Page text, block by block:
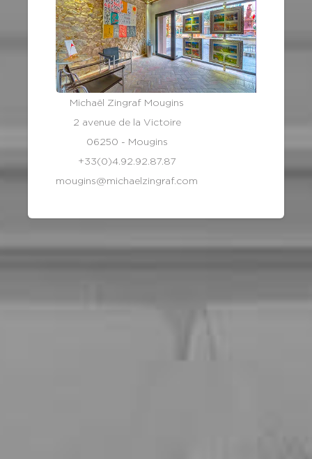
Michaël Zingraf Mougins
2 avenue de la Victoire
06250 - Mougins
+33(0)4.92.92.87.87
mougins@michaelzingraf.com